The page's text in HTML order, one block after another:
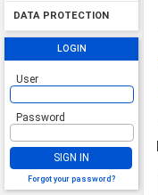
DATA PROTECTION
LOGIN
User
Password
SIGN IN
Forgot your password?